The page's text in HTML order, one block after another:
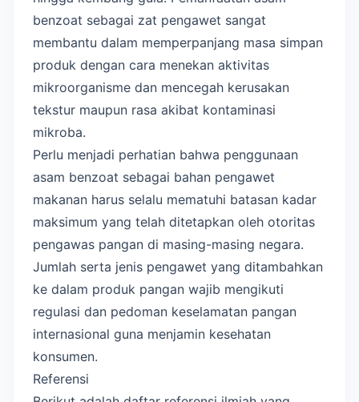
benzoat sebagai zat pengawet sangat
membantu dalam memperpanjang masa simpan
produk dengan cara menekan aktivitas
mikroorganisme dan mencegah kerusakan
tekstur maupun rasa akibat kontaminasi
mikroba.
Perlu menjadi perhatian bahwa penggunaan
asam benzoat sebagai bahan pengawet
makanan harus selalu mematuhi batasan kadar
maksimum yang telah ditetapkan oleh otoritas
pengawas pangan di masing-masing negara.
Jumlah serta jenis pengawet yang ditambahkan
ke dalam produk pangan wajib mengikuti
regulasi dan pedoman keselamatan pangan
internasional guna menjamin kesehatan
konsumen.
Referensi